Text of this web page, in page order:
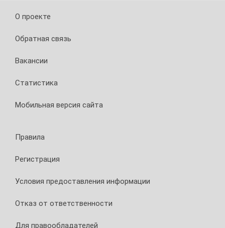
О проекте
Обратная связь
Вакансии
Статистика
Мобильная версия сайта
Правила
Регистрация
Условия предоставления информации
Отказ от ответственности
Для правообладателей